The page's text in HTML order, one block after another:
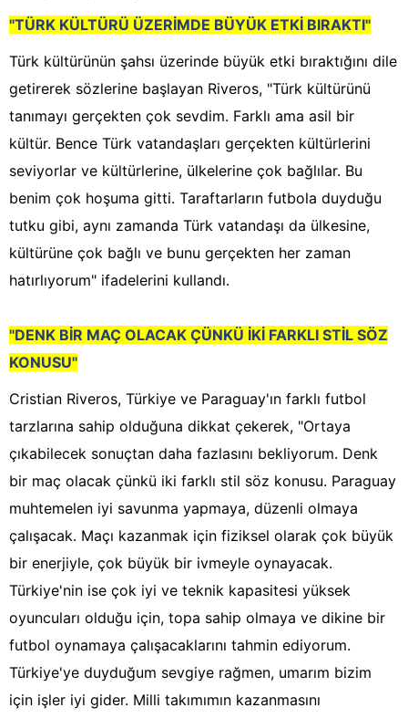
"TÜRK KÜLTÜRÜ ÜZERİMDE BÜYÜK ETKİ BIRAKTI"
Türk kültürünün şahsı üzerinde büyük etki bıraktığını dile
getirerek sözlerine başlayan Riveros, "Türk kültürünü
tanımayı gerçekten çok sevdim. Farklı ama asil bir
kültür. Bence Türk vatandaşları gerçekten kültürlerini
seviyorlar ve kültürlerine, ülkelerine çok bağlılar. Bu
benim çok hoşuma gitti. Taraftarların futbola duyduğu
tutku gibi, aynı zamanda Türk vatandaşı da ülkesine,
kültürüne çok bağlı ve bunu gerçekten her zaman
hatırlıyorum" ifadelerini kullandı.
"DENK BİR MAÇ OLACAK ÇÜNKÜ İKİ FARKLI STİL SÖZ
KONUSU"
Cristian Riveros, Türkiye ve Paraguay'ın farklı futbol
tarzlarına sahip olduğuna dikkat çekerek, "Ortaya
çıkabilecek sonuçtan daha fazlasını bekliyorum. Denk
bir maç olacak çünkü iki farklı stil söz konusu. Paraguay
muhtemelen iyi savunma yapmaya, düzenli olmaya
çalışacak. Maçı kazanmak için fiziksel olarak çok büyük
bir enerjiyle, çok büyük bir ivmeyle oynayacak.
Türkiye'nin ise çok iyi ve teknik kapasitesi yüksek
oyuncuları olduğu için, topa sahip olmaya ve dikine bir
futbol oynamaya çalışacaklarını tahmin ediyorum.
Türkiye'ye duyduğum sevgiye rağmen, umarım bizim
için işler iyi gider. Milli takımımın kazanmasını